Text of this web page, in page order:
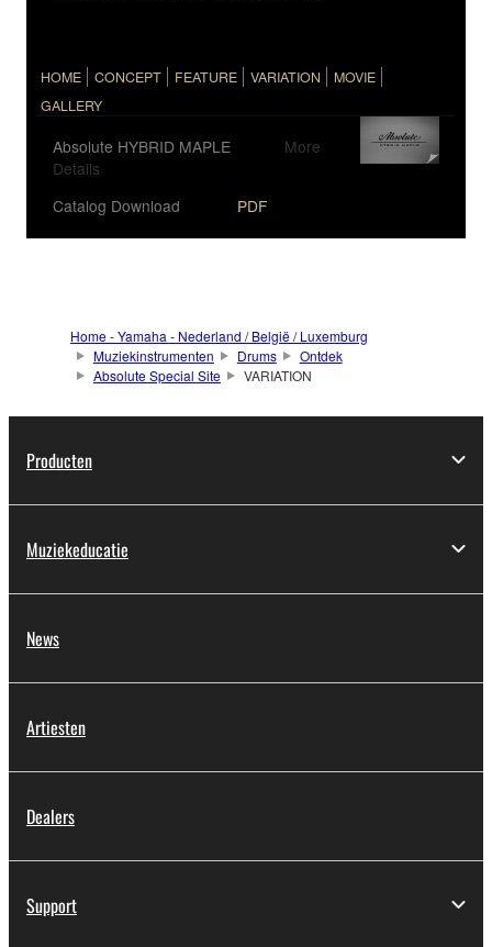
HOME CONCEPT FEATURE VARIATION
MOVIE
GALLERY
Absolute HYBRID MAPLE
More
Details
Catalog Download
PDF
Home - Yamaha - Nederland / België / Luxemburg
Muziekinstrumenten
Drums
Ontdek
Absolute Special Site
VARIATION
Producten
Muziekeducatie
News
Artiesten
Dealers
Support